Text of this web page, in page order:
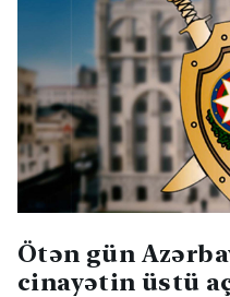
Ötən gün
cinayətin üstü